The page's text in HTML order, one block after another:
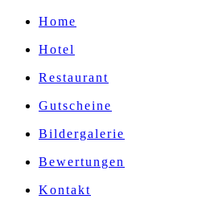
Home
Hotel
Restaurant
Gutscheine
Bildergalerie
Bewertungen
Kontakt